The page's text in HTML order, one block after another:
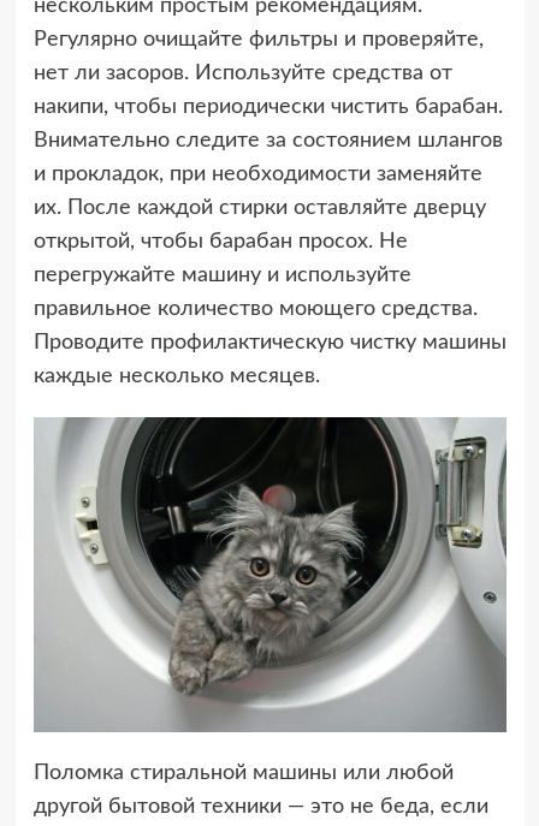
нескольким простым рекомендациям.
Регулярно очищайте фильтры и проверяйте,
нет ли засоров. Используйте средства от
накипи, чтобы периодически чистить барабан.
Внимательно следите за состоянием шлангов
и прокладок, при необходимости заменяйте
их. После каждой стирки оставляйте дверцу
открытой, чтобы барабан просох. Не
перегружайте машину и используйте
правильное количество моющего средства.
Проводите профилактическую чистку машины
каждые несколько месяцев.
Поломка стиральной машины или любой
другой бытовой техники — это не беда, если